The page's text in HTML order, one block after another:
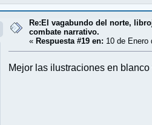
Re:El vagabundo del norte,
combate narrativo.
«Respuesta #19 en: 10 de Enero
Mejor las ilustraciones en